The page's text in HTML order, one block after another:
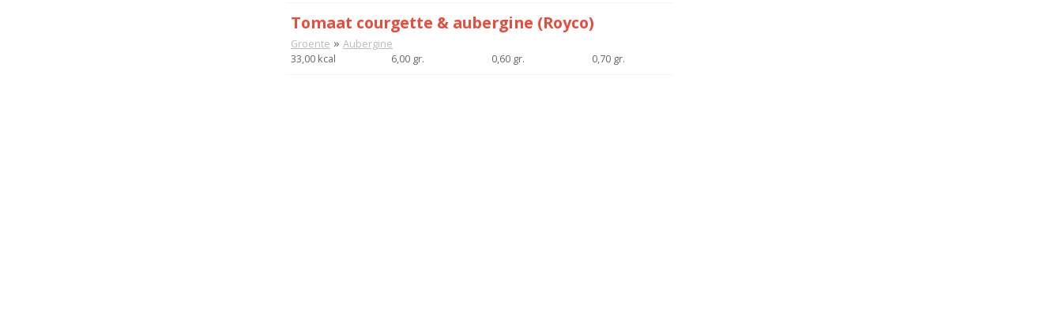
Tomaat courgette & aubergine (Royco)
Groente » Aubergine
33,00 kcal
6,00 gr. 0,60 gr. 0,70 gr.